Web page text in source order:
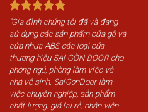
"Gia đình chúng tôi đã và đang
sử dụng các sản phẩm cửa gỗ và
cửa nhựa ABS các loại của
thương hiệu SÀI GÒN DOOR cho
phòng ngủ, phòng làm việc và
nhà vệ sinh. SaiGonDoor làm
việc chuyên nghiệp, sản phẩm
chất lượng, giá lại rẻ, nhân viên